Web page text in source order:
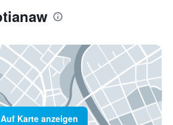
Auf Karte anzeigen